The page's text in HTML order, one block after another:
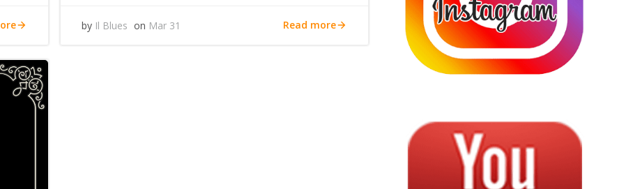
by Il Blues on Mar 31 Read more